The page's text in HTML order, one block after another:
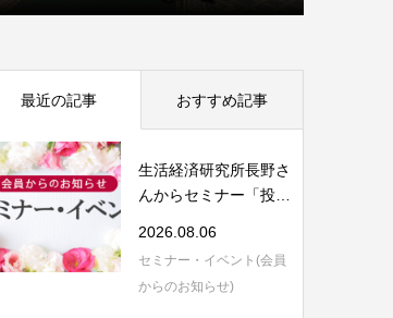
最近の記事 おすすめ記事
生活経済研究所長野さ
んからセミナー「投資
2026.08.06
セミナー・イベント(会員
からのお知らせ)